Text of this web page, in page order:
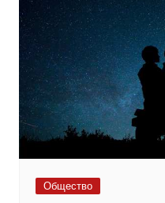
Общество